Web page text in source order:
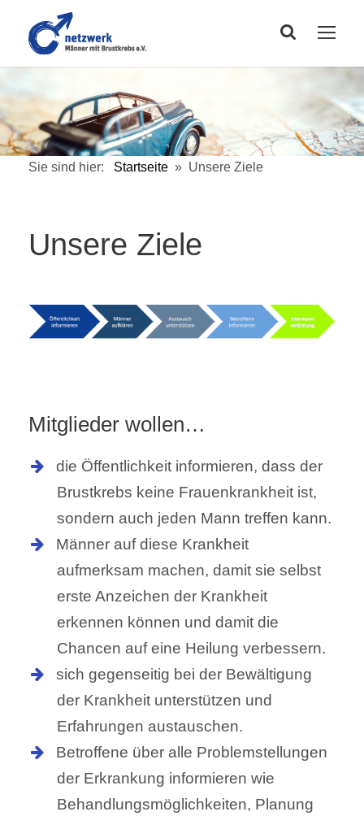
Sie sind hier: Startseite » Unsere Ziele
Unsere Ziele
Mitglieder wollen…
die Öffentlichkeit informieren, dass der
Brustkrebs keine Frauenkrankheit ist,
sondern auch jeden Mann treffen kann.
Männer auf diese Krankheit
aufmerksam machen, damit sie selbst
erste Anzeichen der Krankheit
erkennen können und damit die
Chancen auf eine Heilung verbessern.
sich gegenseitig bei der Bewältigung
der Krankheit unterstützen und
Erfahrungen austauschen.
Betroffene über alle Problemstellungen
der Erkrankung informieren wie
Behandlungsmöglichkeiten, Planung